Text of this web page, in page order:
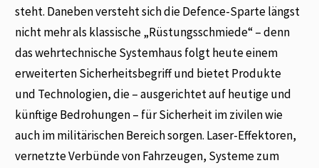
steht. Daneben versteht sich die Defence-Sparte längst
nicht mehr als klassische „Rüstungsschmiede“ – denn
das wehrtechnische Systemhaus folgt heute einem
erweiterten Sicherheitsbegriff und bietet Produkte
und Technologien, die – ausgerichtet auf heutige und
künftige Bedrohungen – für Sicherheit im zivilen wie
auch im militärischen Bereich sorgen. Laser-Effektoren,
vernetzte Verbünde von Fahrzeugen, Systeme zum